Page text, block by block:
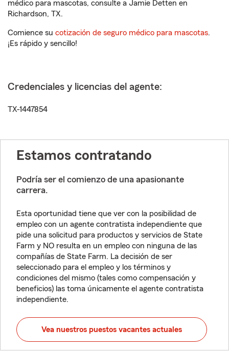
médico para mascotas, consulte a Jamie Detten en
Richardson, TX.
Comience su cotización de seguro médico para mascotas.
¡Es rápido y sencillo!
Credenciales y licencias del agente:
TX-1447854
Estamos contratando
Podría ser el comienzo de una apasionante
carrera.
Esta oportunidad tiene que ver con la posibilidad de
empleo con un agente contratista independiente que
pide una solicitud para productos y servicios de State
Farm y NO resulta en un empleo con ninguna de las
compañías de State Farm. La decisión de ser
seleccionado para el empleo y los términos y
condiciones del mismo (tales como compensación y
beneficios) las toma únicamente el agente contratista
independiente.
Vea nuestros puestos vacantes actuales